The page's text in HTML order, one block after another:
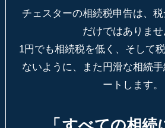
チェスターの相続税申告は、
だけではありませ
1円でも相続税を低く、そして
ないように、
また円滑な相続
ートします。